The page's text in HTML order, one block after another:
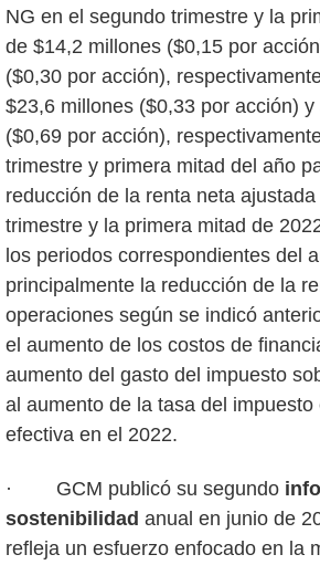
NG en el segundo trimestre y la
de $14,2 millones ($0,15 por
($0,30 por acción),
$23,6 millones ($0,33 por acción)
($0,69 por acción),
trimestre y primera mitad del año
reducción de la renta neta
trimestre y la primera mitad de
los periodos correspondientes del
principalmente la reducción de la
operaciones según se indicó
el aumento de los costos de
aumento del gasto del impuesto
al aumento de la tasa del impuesto
efectiva en el 2022.
· GCM publicó su segundo
sostenibilidad anual en junio de
refleja un esfuerzo enfocado en la